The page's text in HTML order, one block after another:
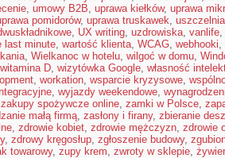
, umowy B2B, uprawa kiełków, uprawa
pomidorów, uprawa truskawek,
, UX writing, uzdrowiska, vanlife,
last minute, wartość klienta, WCAG, webhooki,
, Wielkanoc w hotelu, wilgoć w domu,
witamina D, wizytówka Google, własność
, workation, wsparcie kryzysowe,
, wyjazdy weekendowe,
zakupy spożywcze online, zamki w Polsce,
małą firmą, zasłony i firany, zbieranie
, zdrowie kobiet, zdrowie mężczyzn, zdrowie
, zdrowy kręgosłup, zgłoszenie budowy,
towarowy, zupy krem, zwroty w sklepie,